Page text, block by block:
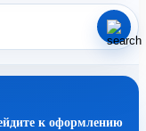
к оформлению